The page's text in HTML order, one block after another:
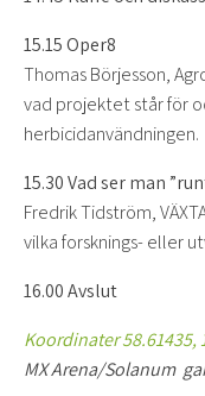
15.15 Oper8
Thomas Börjesson,
vad projektet står för
herbicidanvändningen.
15.30 Vad ser man
Fredrik Tidström,
vilka forsknings- eller
16.00 Avslut
Koordinater 58.61435,
MX Arena/Solanum